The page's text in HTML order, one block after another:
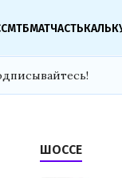
МТБМАТЧАСТЬ
ШОССЕ